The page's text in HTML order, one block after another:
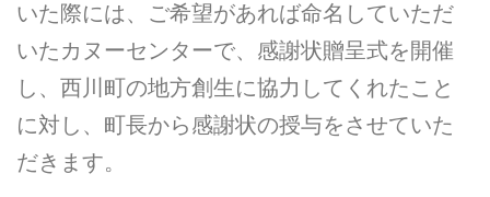
いた際には、ご希望があれば命名していただ
いたカヌーセンターで、感謝状贈呈式を開催
し、西川町の地方創生に協力してくれたこと
に対し、町長から感謝状の授与をさせていた
だきます。